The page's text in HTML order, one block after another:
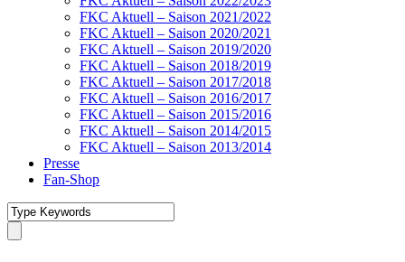
FKC Aktuell – Saison 2021/2022
FKC Aktuell – Saison 2020/2021
FKC Aktuell – Saison 2019/2020
FKC Aktuell – Saison 2018/2019
FKC Aktuell – Saison 2017/2018
FKC Aktuell – Saison 2016/2017
FKC Aktuell – Saison 2015/2016
FKC Aktuell – Saison 2014/2015
FKC Aktuell – Saison 2013/2014
Presse
Fan-Shop